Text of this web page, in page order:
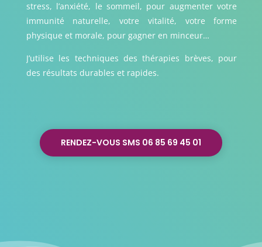
stress, l’anxiété, le sommeil, pour augmenter votre
immunité naturelle, votre vitalité, votre forme
physique et morale, pour gagner en minceur…
J’utilise les techniques des thérapies brèves, pour
des résultats durables et rapides.
RENDEZ-VOUS SMS 06 85 69 45 01